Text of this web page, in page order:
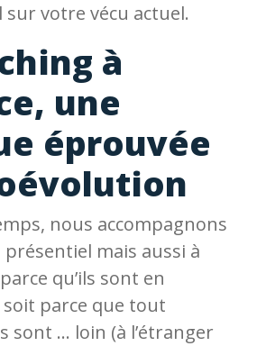
votre vécu actuel.
à
une
éprouvée
nous accompagnons
mais aussi à
qu’ils sont en
parce que tout
sont … loin (à l’étranger